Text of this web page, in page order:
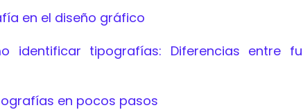
en el diseño gráfico
identificar tipografías: Diferencias entre
en pocos pasos